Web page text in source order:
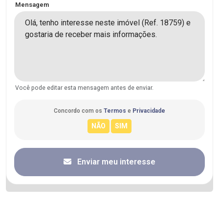
Mensagem
Você pode editar esta mensagem antes de enviar.
Concordo com os Termos e Privacidade
Enviar meu interesse